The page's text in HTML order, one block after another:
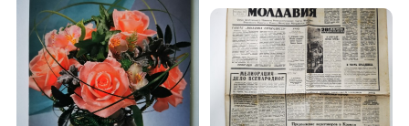
сільської ради